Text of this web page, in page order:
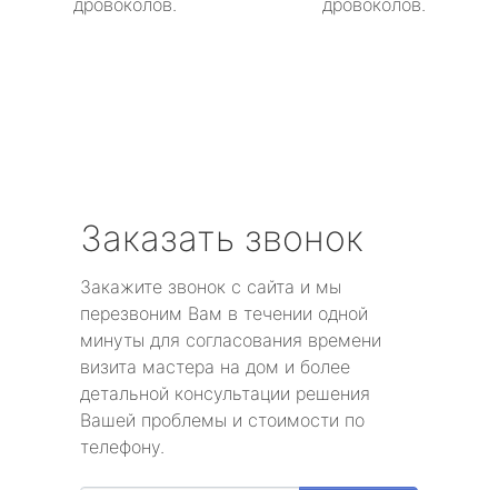
дровоколов.
дровоколов.
Заказать звонок
Закажите звонок с сайта и мы
перезвоним Вам в течении одной
минуты для согласования времени
визита мастера на дом и более
детальной консультации решения
Вашей проблемы и стоимости по
телефону.